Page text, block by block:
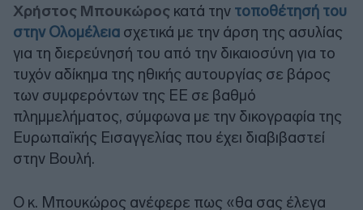
Χρήστος Μπουκώρος κατά την τοποθέτησή του
στην Ολομέλεια σχετικά με την άρση της ασυλίας
για τη διερεύνησή του από την δικαιοσύνη για το
τυχόν αδίκημα της ηθικής αυτουργίας σε βάρος
των συμφερόντων της ΕΕ σε βαθμό
πλημμελήματος, σύμφωνα με την δικογραφία της
Ευρωπαϊκής Εισαγγελίας που έχει διαβιβαστεί
στην Βουλή.
Ο κ. Μπουκώρος ανέφερε πως «θα σας έλεγα